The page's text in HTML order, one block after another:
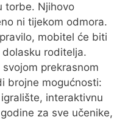
torbe. Njihovo
ni tijekom odmora.
mobitel će biti
roditelja.
prekrasnom
brojne mogućnosti:
interaktivnu
za sve učenike,